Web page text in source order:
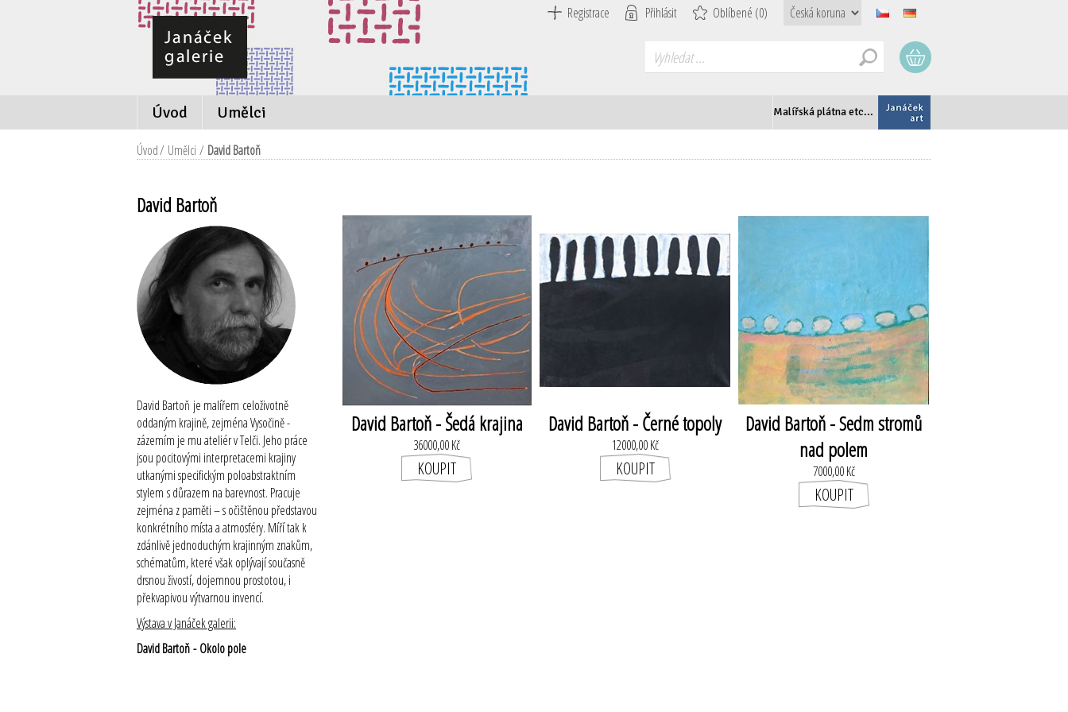
Registrace Přihlásit Oblíbené (0)
Úvod Umělci Malířská plátna etc...
Úvod/ Umělci / David Bartoň
David Bartoň - Šedá krajina
36000,00 Kč
David Bartoň - Černé topoly
12000,00 Kč
David Bartoň - Sedm stromů
nad polem
7000,00 Kč
David Bartoň
David Bartoň je malířem celoživotně
oddaným krajině, zejména Vysočině -
zázemím je mu ateliér v Telči. Jeho práce
jsou pocitovými interpretacemi krajiny
utkanými specifickým poloabstraktním
stylem s důrazem na barevnost. Pracuje
zejména z paměti – s očištěnou představou
konkrétního místa a atmosféry. Míří tak k
zdánlivě jednoduchým krajinným znakům,
schématům, které však oplývají současně
drsnou živostí, dojemnou prostotou, i
překvapivou výtvarnou invencí.
Výstava v Janáček galerii:
David Bartoň - Okolo pole